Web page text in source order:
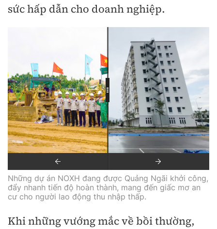
sức hấp dẫn cho doanh nghiệp.
Những dự án NOXH đang được Quảng Ngãi khởi công,
đẩy nhanh tiến độ hoàn thành, mang đến giấc mơ an
cư cho người lao động thu nhập thấp.
Khi những vướng mắc về bồi thường,